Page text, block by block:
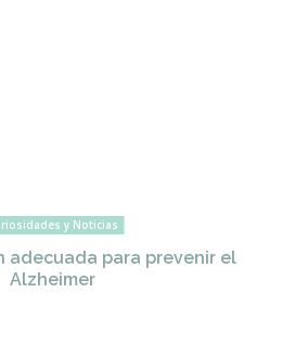
y Noticias
adecuada para prevenir el
Alzheimer